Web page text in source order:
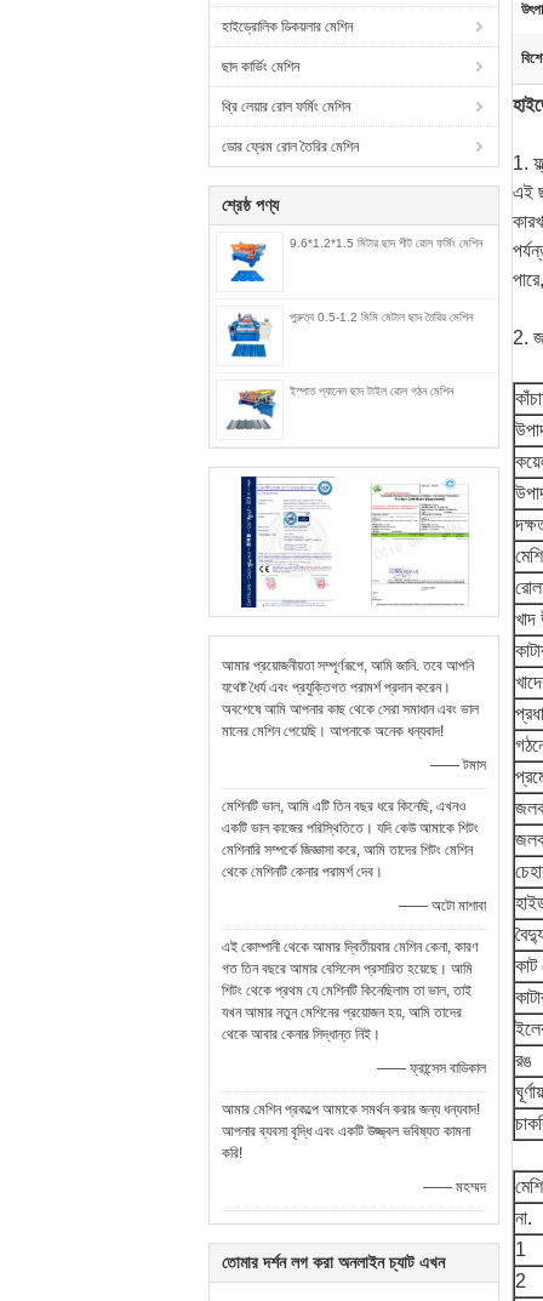
হাইড্রোলিক ডিকয়লার মেশিন
ছাদ কার্ভিং মেশিন
থ্রি লেয়ার রোল ফর্মিং মেশিন
ডোর ফ্রেম রোল তৈরির মেশিন
শ্রেষ্ঠ পণ্য
9.6*1.2*1.5 মিটার ছাদ শীট রোল ফর্মিং মেশিন
পুরুত্ব 0.5-1.2 মিমি মেটাল ছাদ তৈরির মেশিন
ইস্পাত প্যানেল ছাদ টাইল রোল গঠন মেশিন
আমার প্রয়োজনীয়তা সম্পূর্ণরূপে, আমি জানি. তবে আপনি
যথেষ্ট ধৈর্য এবং প্রযুক্তিগত পরামর্শ প্রদান করেন।
অবশেষে আমি আপনার কাছ থেকে সেরা সমাধান এবং ভাল
মানের মেশিন পেয়েছি। আপনাকে অনেক ধন্যবাদ!
—— টমাস
মেশিনটি ভাল, আমি এটি তিন বছর ধরে কিনেছি, এখনও
একটি ভাল কাজের পরিস্থিতিতে। যদি কেউ আমাকে শিটং
মেশিনারি সম্পর্কে জিজ্ঞাসা করে, আমি তাদের শিটং মেশিন
থেকে মেশিনটি কেনার পরামর্শ দেব।
—— অটো মাশাবা
এই কোম্পানী থেকে আমার দ্বিতীয়বার মেশিন কেনা, কারণ
গত তিন বছরে আমার বেসিনেস প্রসারিত হয়েছে। আমি
শিটং থেকে প্রথম যে মেশিনটি কিনেছিলাম তা ভাল, তাই
যখন আমার নতুন মেশিনের প্রয়োজন হয়, আমি তাদের
থেকে আবার কেনার সিদ্ধান্ত নিই।
—— ফ্রান্সেস বাডিকাল
আমার মেশিন প্রকল্পে আমাকে সমর্থন করার জন্য ধন্যবাদ!
আপনার ব্যবসা বৃদ্ধি এবং একটি উজ্জ্বল ভবিষ্যত কামনা
করি!
—— মহম্মদ
তোমার দর্শন লগ করা অনলাইন চ্যাট এখন
1.
এই
2.
খাদ
রঙ
না.
1
2